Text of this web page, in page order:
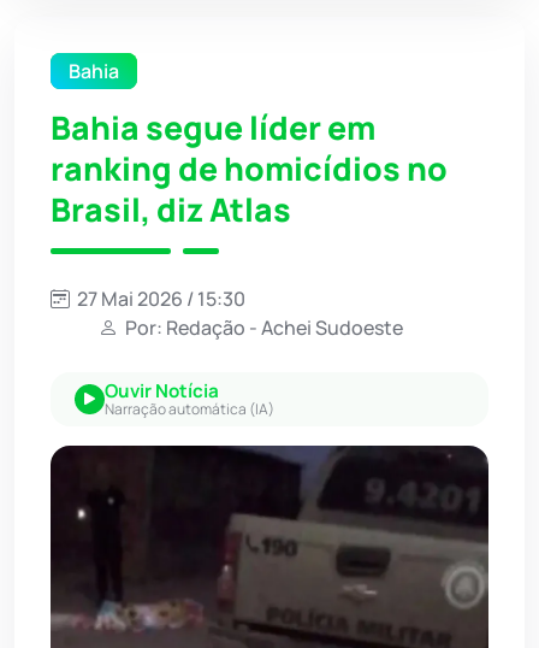
Bahia
Bahia segue líder em
ranking de homicídios no
Brasil, diz Atlas
27 Mai 2026 / 15:30
Por: Redação - Achei Sudoeste
Ouvir Notícia
Narração automática (IA)